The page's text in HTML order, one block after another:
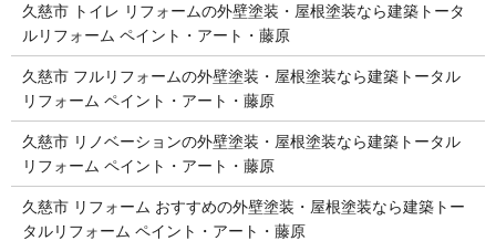
久慈市 トイレ リフォームの外壁塗装・屋根塗装なら建築トータ
ルリフォーム ペイント・アート・藤原
久慈市 フルリフォームの外壁塗装・屋根塗装なら建築トータル
リフォーム ペイント・アート・藤原
久慈市 リノベーションの外壁塗装・屋根塗装なら建築トータル
リフォーム ペイント・アート・藤原
久慈市 リフォーム おすすめの外壁塗装・屋根塗装なら建築トー
タルリフォーム ペイント・アート・藤原